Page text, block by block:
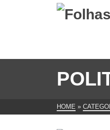
HOME »